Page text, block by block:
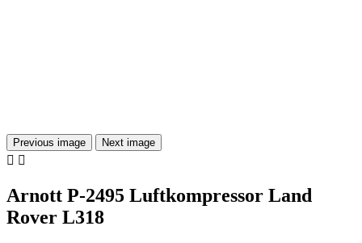
Previous image Next image
 
Arnott P-2495 Luftkompressor Land
Rover L318